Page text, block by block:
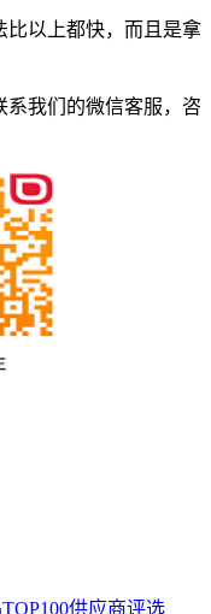
比以上都快，而且是拿
我们的微信客服，咨
供应商评选